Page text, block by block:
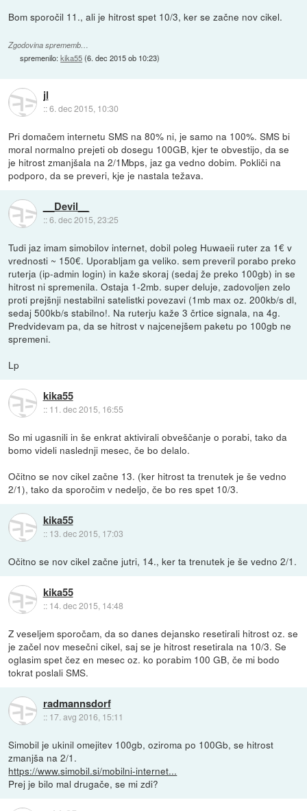
Bom sporočil 11., ali je hitrost spet 10/3, ker se začne nov cikel.
Zgodovina sprememb…
spremenilo:kika55(6. dec 2015 ob 10:23)
jl
::6. dec 2015, 10:30
Pri domačem internetu SMS na 80% ni, je samo na 100%. SMS bi
moral normalno prejeti ob dosegu 100GB, kjer te obvestijo, da se
je hitrost zmanjšala na 2/1Mbps, jaz ga vedno dobim. Pokliči na
podporo, da se preveri, kje je nastala težava.
__Devil__
::6. dec 2015, 23:25
Tudi jaz imam simobilov internet, dobil poleg Huwaeii ruter za 1€ v
vrednosti ~ 150€. Uporabljam ga veliko. sem preveril porabo preko
ruterja (ip-admin login) in kaže skoraj (sedaj že preko 100gb) in se
hitrost ni spremenila. Ostaja 1-2mb. super deluje, zadovoljen zelo
proti prejšnji nestabilni satelistki povezavi (1mb max oz. 200kb/s dl,
sedaj 500kb/s stabilno!. Na ruterju kaže 3 črtice signala, na 4g.
Predvidevam pa, da se hitrost v najcenejšem paketu po 100gb ne
spremeni.
Lp
kika55
:: 11. dec 2015, 16:55
So mi ugasnili in še enkrat aktivirali obveščanje o porabi, tako da
bomo videli naslednji mesec, če bo delalo.
Očitno se nov cikel začne 13. (ker hitrost ta trenutek je še vedno
2/1), tako da sporočim v nedeljo, če bo res spet 10/3.
kika55
:: 13. dec 2015, 17:03
Očitno se nov cikel začne jutri, 14., ker ta trenutek je še vedno 2/1.
kika55
:: 14. dec 2015, 14:48
Z veseljem sporočam, da so danes dejansko resetirali hitrost oz. se
je začel nov mesečni cikel, saj se je hitrost resetirala na 10/3. Se
oglasim spet čez en mesec oz. ko porabim 100 GB, če mi bodo
tokrat poslali SMS.
radmannsdorf
:: 17. avg 2016, 15:11
Simobil je ukinil omejitev 100gb, oziroma po 100Gb, se hitrost
zmanjša na 2/1.
https://www.simobil.si/mobilni-internet...
Prej je bilo mal drugače, se mi zdi?